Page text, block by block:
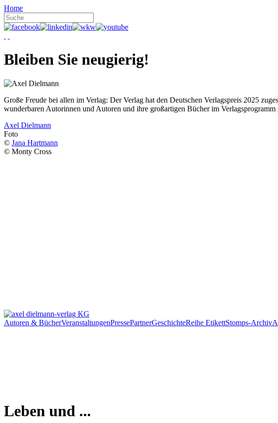
Home
Bleiben Sie neugierig!
Große Freude bei allen im Verlag: Der Verlag hat den Deutschen Verlagspreis 2025
wunderbaren Autorinnen und Autoren und ihre großartigen Bücher im
Axel Dielmann
Foto
© Jana Hartmann
© Monty Cross
Autoren & BücherVeranstaltungenPressePartnerGeschichteReihe EtikettStomps-Archiv
Leben und ...